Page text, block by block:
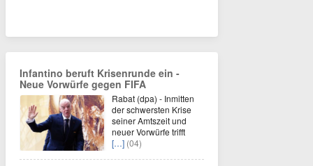
Infantino beruft Krisenrunde ein -
Neue Vorwürfe gegen FIFA
Rabat (dpa) - Inmitten
der schwersten Krise
seiner Amtszeit und
neuer Vorwürfe trifft
[…] (04)